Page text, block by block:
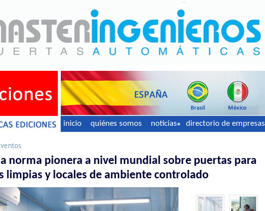
inicio quiénes somos noticias directorio de empresas
norma pionera a nivel mundial sobre puertas para
limpias y locales de ambiente controlado